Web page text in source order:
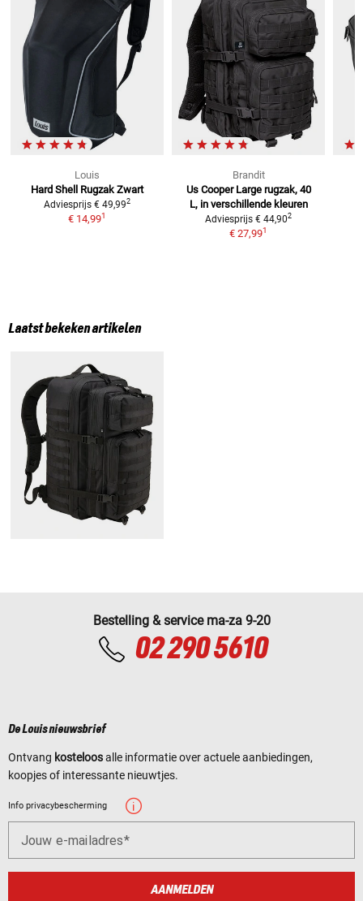
Louis
Hard Shell Rugzak Zwart
Adviesprijs € 49,992
€ 14,991
Brandit
Us Cooper Large rugzak, 40
L, in verschillende kleuren
Adviesprijs € 44,902
€ 27,991
Laatst bekeken artikelen
Bestelling & service ma-za 9-20
02 290 5610
De Louis nieuwsbrief
Ontvang kosteloosalle informatie over actuele aanbiedingen,
koopjes of interessante nieuwtjes.
Info privacybescherming
Jouw e-mailadres
AANMELDEN